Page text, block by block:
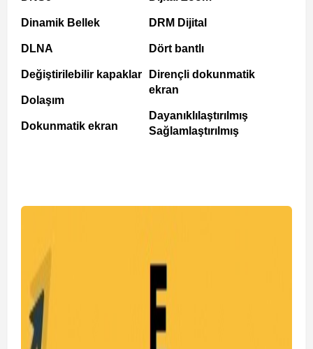
Dinamik Bellek
DLNA
Değiştirilebilir kapaklar
Dolaşım
Dokunmatik ekran
DRM Dijital
Dört bantlı
Dirençli dokunmatik
ekran
Dayanıklılaştırılmış
Sağlamlaştırılmış